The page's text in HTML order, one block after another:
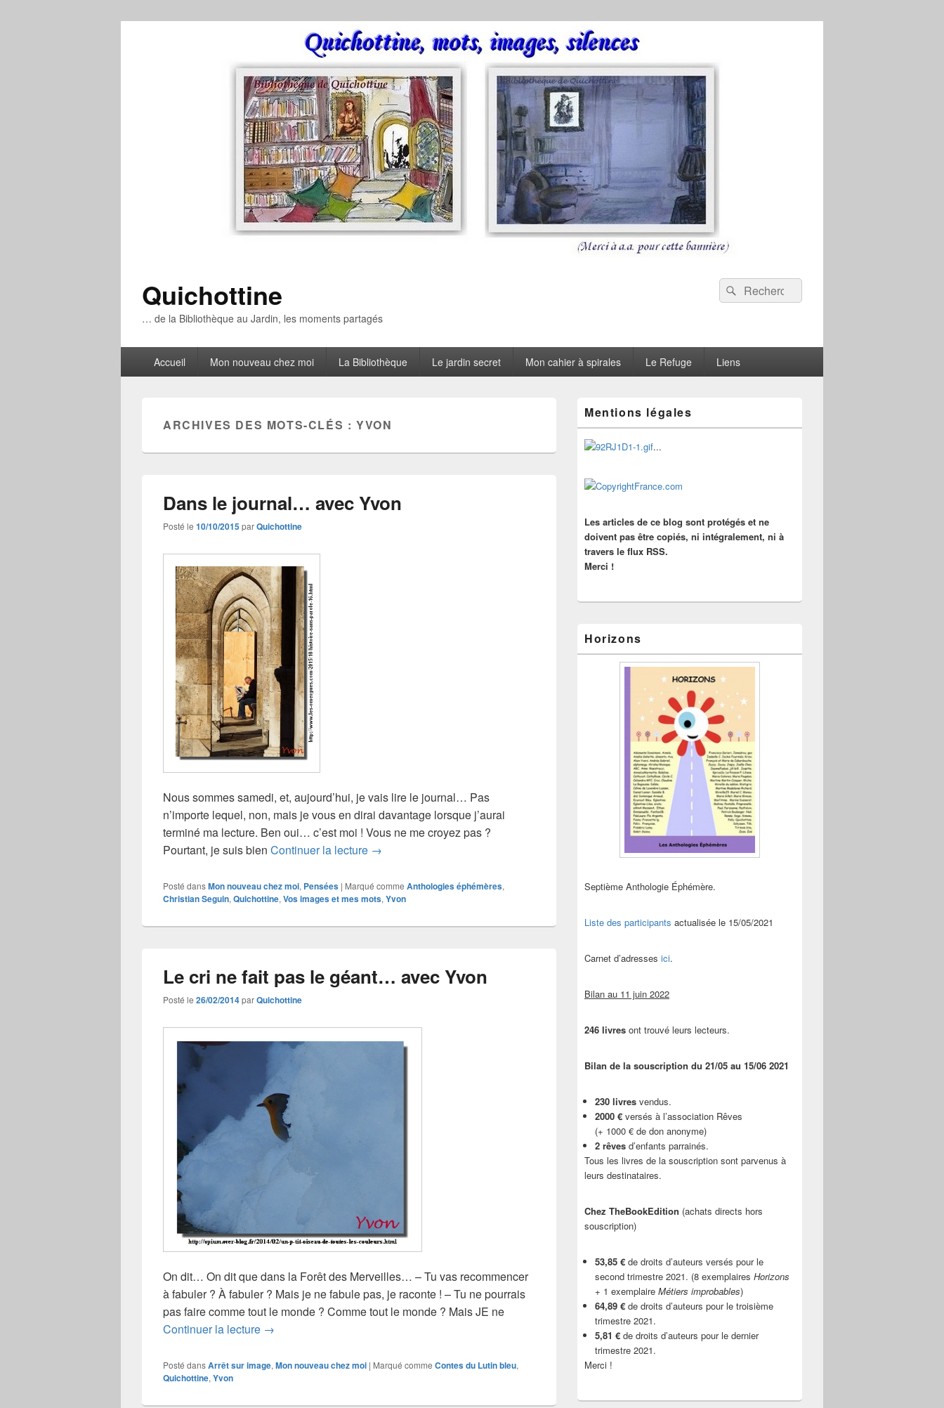
Quichottine
… de la Bibliothèque au Jardin, les moments partagés
Recherche :
Rechercher
principalAccueil Mon nouveau chez moi La Bibliothèque Le jardin secret Mon cahier à spirales Le Refuge Liens
ARCHIVES DES MOTS-CLÉS :YVON
Dans le journal… avec Yvon
Posté le 10/10/2015parQuichottine
Nous sommes samedi, et, aujourd’hui, je vais lire le journal… Pas
n’importe lequel, non, mais je vous en dirai davantage lorsque j’aurai
terminé ma lecture. Ben oui… c’est moi ! Vous ne me croyez pas ?
Pourtant, je suis bien Continuer la lecture Dans le journal… avec Yvon
→
Posté dansMon nouveau chez moi, Pensées | Marqué comme Anthologies éphémères,
Christian Seguin, Quichottine, Vos images et mes mots, Yvon
Le cri ne fait pas le géant… avec Yvon
Posté le 26/02/2014parQuichottine
On dit… On dit que dans la Forêt des Merveilles… – Tu vas recommencer
à fabuler ? À fabuler ? Mais je ne fabule pas, je raconte ! – Tu ne pourrais
pas faire comme tout le monde ? Comme tout le monde ? Mais JE ne
Continuer la lecture Le cri ne fait pas le géant… avec Yvon
→
Posté dansArrêt sur image, Mon nouveau chez moi | Marqué comme Contes du Lutin bleu,
Quichottine, Yvon
principale
de
widget
pour
barre
latérale
Mentions légales
...
Les articles de ce blog sont protégés et ne
doivent pas être copiés, ni intégralement, ni à
travers le flux RSS.
Merci !
Horizons
Septième Anthologie Éphémère.
Liste des participants actualisée le 15/05/2021
Carnet d’adresses ici.
Bilan au 11 juin 2022
246 livres ont trouvé leurs lecteurs.
Bilan de la souscription du 21/05 au 15/06 2021
230 livres vendus.
2000 € versés à l’association Rêves
(+ 1000 € de don anonyme)
2 rêves d’enfants parrainés.
Tous les livres de la souscription sont parvenus à
leurs destinataires.
Chez TheBookEdition (achats directs hors
souscription)
53,85 € de droits d’auteurs versés pour le
second trimestre 2021. (8 exemplaires Horizons
+ 1 exemplaire Métiers improbables)
64,89 € de droits d’auteurs pour le troisième
trimestre 2021.
5,81 € de droits d’auteurs pour le dernier
trimestre 2021.
Merci !